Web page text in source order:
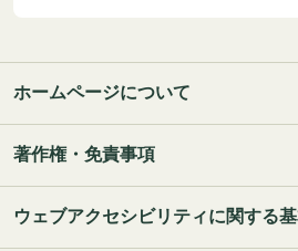
ホームページについて
著作権・免責事項
ウェブアクセシビリティに関する